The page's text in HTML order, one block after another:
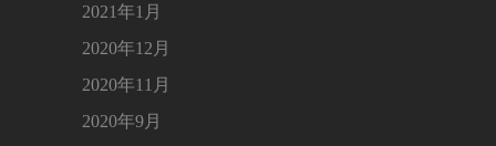
2021年1月
2020年12月
2020年11月
2020年9月